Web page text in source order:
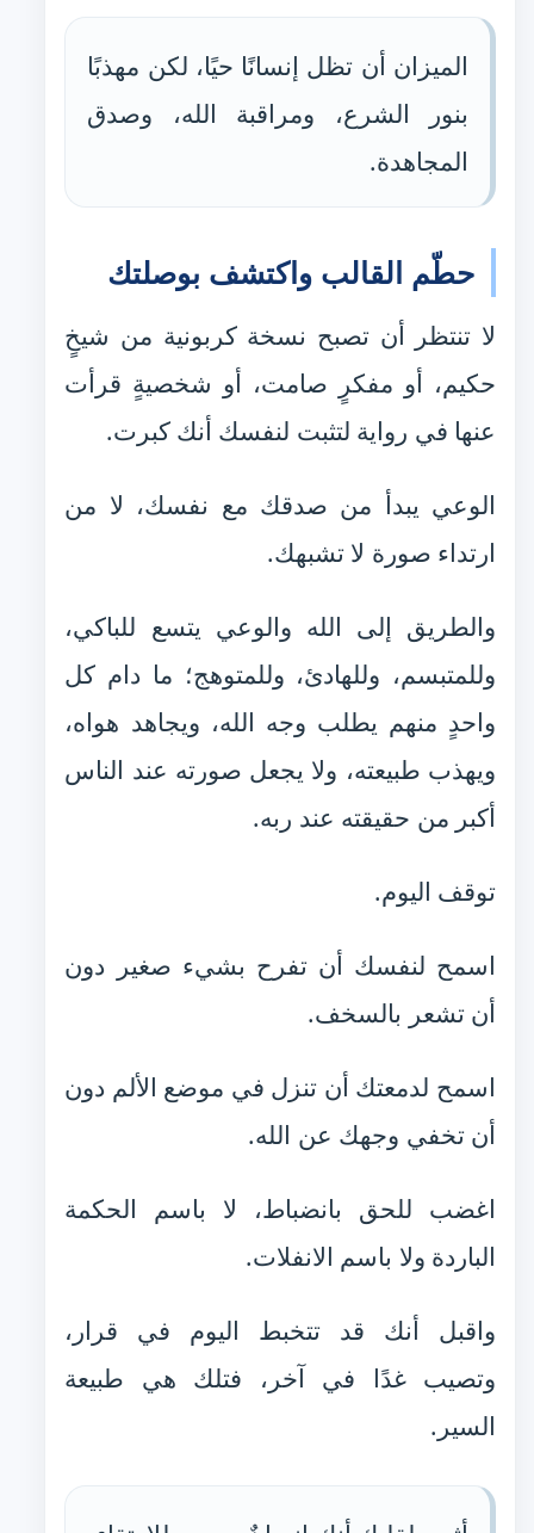
الميزان أن تظل إنسانًا حيًا، لكن مهذبًا
بنور الشرع، ومراقبة الله، وصدق
المجاهدة.
حطّم القالب واكتشف بوصلتك
لا تنتظر أن تصبح نسخة كربونية من شيخٍ
حكيم، أو مفكرٍ صامت، أو شخصيةٍ قرأت
عنها في رواية لتثبت لنفسك أنك كبرت.
الوعي يبدأ من صدقك مع نفسك، لا من
ارتداء صورة لا تشبهك.
والطريق إلى الله والوعي يتسع للباكي،
وللمتبسم، وللهادئ، وللمتوهج؛ ما دام كل
واحدٍ منهم يطلب وجه الله، ويجاهد هواه،
ويهذب طبيعته، ولا يجعل صورته عند الناس
أكبر من حقيقته عند ربه.
توقف اليوم.
اسمح لنفسك أن تفرح بشيء صغير دون
أن تشعر بالسخف.
اسمح لدمعتك أن تنزل في موضع الألم دون
أن تخفي وجهك عن الله.
اغضب للحق بانضباط، لا باسم الحكمة
الباردة ولا باسم الانفلات.
واقبل أنك قد تتخبط اليوم في قرار،
وتصيب غدًا في آخر، فتلك هي طبيعة
السير.